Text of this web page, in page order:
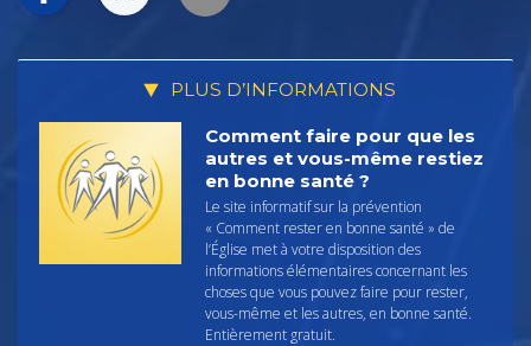
PLUS D’INFORMATIONS
Comment faire pour que les
autres et vous-même restiez
en bonne santé ?
Le site informatif sur la prévention
« Comment rester en bonne santé » de
l’Église met à votre disposition des
informations élémentaires concernant les
choses que vous pouvez faire pour rester,
vous-même et les autres, en bonne santé.
Entièrement gratuit.